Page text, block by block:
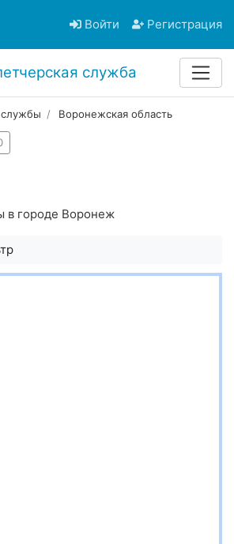
Войти Регистрация
служба
Воронежская область
в городе Воронеж